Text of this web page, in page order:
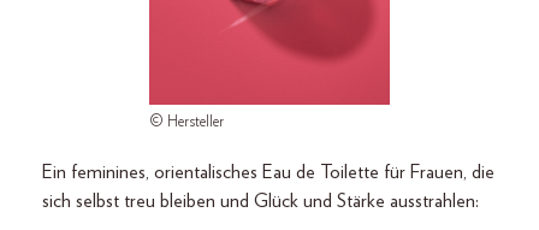
© Hersteller
Ein feminines, orientalisches Eau de Toilette für Frauen, die
sich selbst treu bleiben und Glück und Stärke ausstrahlen: